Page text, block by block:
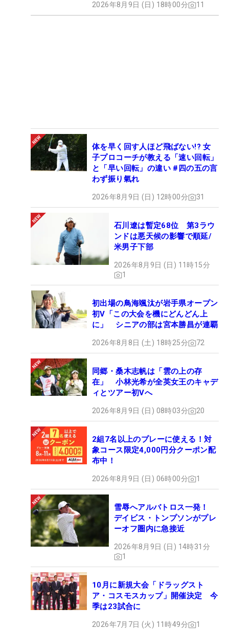
2026年8月9日 (日) 18時00分 11
体を早く回す人ほど飛ばない!? 女
子プロコーチが教える「速い回転」
と「早い回転」の違い #四の五の言
わず振り氣れ
2026年8月9日 (日) 12時00分 31
石川遼は暫定68位 第3ラウ
ンドは悪天候の影響で順延/
米男子下部
2026年8月9日 (日) 11時15分
1
初出場の鳥海颯汰が岩手県オープン
初V「この大会を機にどんどん上
に」 シニアの部は宮本勝昌が連覇
2026年8月8日 (土) 18時25分 72
同郷・桑木志帆は「雲の上の存
在」 小林光希が全英女王のキャデ
ィとツアー初Vへ
2026年8月9日 (日) 08時03分 20
2組7名以上のプレーに使える！対
象コース限定4,000円分クーポン配
布中！
2026年8月9日 (日) 06時00分 1
雪辱へアルバトロス一発！
デイビス・トンプソンがプレ
ーオフ圏内に急接近
2026年8月9日 (日) 14時31分
1
10月に新規大会「ドラッグスト
ア・コスモスカップ」開催決定 今
季は23試合に
2026年7月7日 (火) 11時49分 1